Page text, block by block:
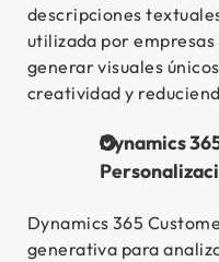
descripciones
utilizada por
generar visuales
creatividad y
Dynamics
Dynamics 365
generativa para